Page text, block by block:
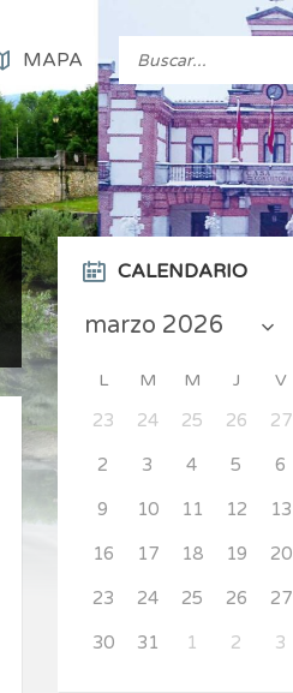
MAPA
CALENDARIO
L M M J V
23 24 25 26 27
2 3 4 5 6
9 10 11 12 13
16 17 18 19 20
23 24 25 26 27
30 31 1 2 3